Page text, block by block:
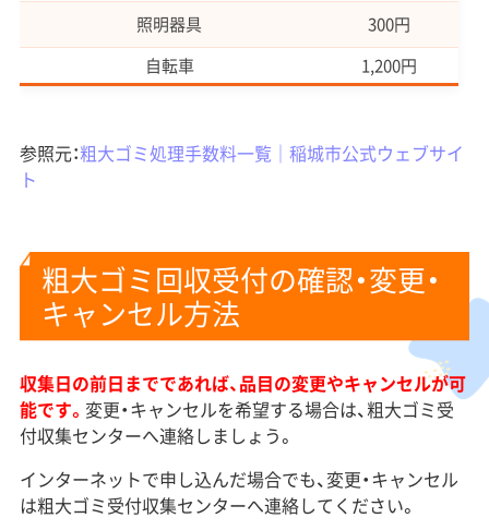
照明器具
300円
自転車
1,200円
参照元：粗大ゴミ処理手数料一覧｜稲城市公式ウェブサイ
ト
粗大ゴミ回収受付の確認・変更・
キャンセル方法
収集日の前日までであれば、品目の変更やキャンセルが可
能です。 変更・キャンセルを希望する場合は、粗大ゴミ受
付収集センターへ連絡しましょう。
インターネットで申し込んだ場合でも、変更・キャンセル
は粗大ゴミ受付収集センターへ連絡してください。